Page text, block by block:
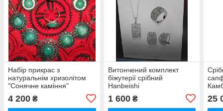
Набір прикрас з
натуральнім хризолітом
"Сонячне каміння"
4 200 ₴
Витончений комплект
біжутерії срібний
Hanbeishi
1 600₴ 25